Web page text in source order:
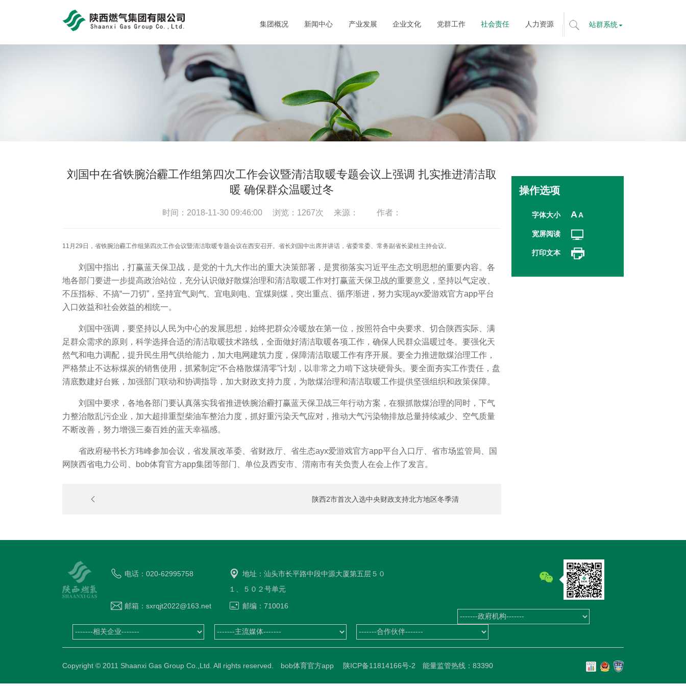
bob体育官方app
题
站群系统
集团概况 新闻中心 产业发展 企业文化 党群工作 社会责任 人力资源
刘国中在省铁腕治霾工作组第四次工作会议暨清洁取暖专题会议上强调 扎实推进清洁取
暖 确保群众温暖过冬
时间：2018-11-30 09:46:00 浏览： 1267次 来源： 作者：
11月29日，省铁腕治霾工作组第四次工作会议暨清洁取暖专题会议在西安召开。省长刘国中出席并讲话，省委常委、常务副省长梁桂主持会议。
刘国中指出，打赢蓝天保卫战，是党的十九大作出的重大决策部署，是贯彻落实习近平生态文明思想的重要内容。各
地各部门要进一步提高政治站位，充分认识做好散煤治理和清洁取暖工作对打赢蓝天保卫战的重要意义，坚持以气定改、
不压指标、不搞“一刀切”，坚持宜气则气、宜电则电、宜煤则煤，突出重点、循序渐进，努力实现ayx爱游戏官方app平台
入口效益和社会效益的相统一。
刘国中强调，要坚持以人民为中心的发展思想，始终把群众冷暖放在第一位，按照符合中央要求、切合陕西实际、满
足群众需求的原则，科学选择合适的清洁取暖技术路线，全面做好清洁取暖各项工作，确保人民群众温暖过冬。要强化天
然气和电力调配，提升民生用气供给能力，加大电网建筑力度，保障清洁取暖工作有序开展。要全力推进散煤治理工作，
严格禁止不达标煤炭的销售使用，抓紧制定“不合格散煤清零”计划，以非常之力啃下这块硬骨头。要全面夯实工作责任，盘
清底数建好台账，加强部门联动和协调指导，加大财政支持力度，为散煤治理和清洁取暖工作提供坚强组织和政策保障。
刘国中要求，各地各部门要认真落实我省推进铁腕治霾打赢蓝天保卫战三年行动方案，在狠抓散煤治理的同时，下气
力整治散乱污企业，加大超排重型柴油车整治力度，抓好重污染天气应对，推动大气污染物排放总量持续减少、空气质量
不断改善，努力增强三秦百姓的蓝天幸福感。
省政府秘书长方玮峰参加会议，省发展改革委、省财政厅、省生态ayx爱游戏官方app平台入口厅、省市场监管局、国
网陕西省电力公司、bob体育官方app集团等部门、单位及西安市、渭南市有关负责人在会上作了发言。
陕西2市首次入选中央财政支持北方地区冬季清
操作选项
字体大小 AA
宽屏阅读
打印文本
电话：020-62995758
地址：汕头市长平路中段中源大厦第五层５０
１、５０２号单元
邮箱：sxrqjt2022@163.net 邮编：710016
Copyright © 2011 Shaanxi Gas Group Co.,Ltd. All rights reserved. bob体育官方app 陕ICP备11814166号-2 能量监管热线：83390